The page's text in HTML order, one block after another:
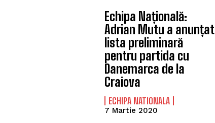
Echipa Națională:
Adrian Mutu a anunțat
lista preliminară
pentru partida cu
Danemarca de la
Craiova
ECHIPA NATIONALA
7 Martie 2020